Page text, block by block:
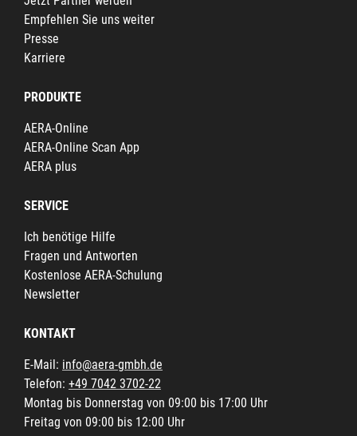
Empfehlen Sie uns weiter
Presse
Karriere
PRODUKTE
AERA-Online
AERA-Online Scan App
AERA plus
SERVICE
Ich benötige Hilfe
Fragen und Antworten
Kostenlose AERA-Schulung
Newsletter
KONTAKT
E-Mail: info@aera-gmbh.de
Telefon: +49 7042 3702-22
Montag bis Donnerstag von 09:00 bis 17:00 Uhr
Freitag von 09:00 bis 12:00 Uhr